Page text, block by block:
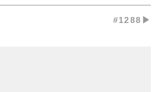
#1288▶︎